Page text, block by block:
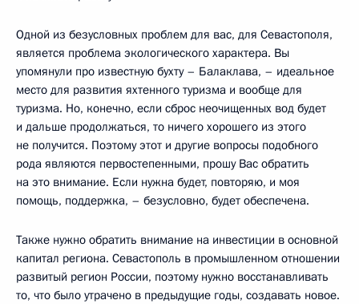
Одной из безусловных проблем для вас, для Севастополя,
является проблема экологического характера. Вы
упомянули про известную бухту – Балаклава, – идеальное
место для развития яхтенного туризма и вообще для
туризма. Но, конечно, если сброс неочищенных вод будет
и дальше продолжаться, то ничего хорошего из этого
не получится. Поэтому этот и другие вопросы подобного
рода являются первостепенными, прошу Вас обратить
на это внимание. Если нужна будет, повторяю, и моя
помощь, поддержка, – безусловно, будет обеспечена.
Также нужно обратить внимание на инвестиции в основной
капитал региона. Севастополь в промышленном отношении
развитый регион России, поэтому нужно восстанавливать
то, что было утрачено в предыдущие годы, создавать новое.